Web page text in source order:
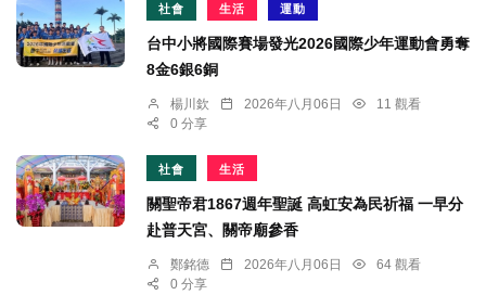
社會 生活 運動
台中小將國際賽場發光2026國際少年運動會勇奪
8金6銀6銅
楊川欽 2026年八月06日
11 觀看
0 分享
社會 生活
關聖帝君1867週年聖誕 高虹安為民祈福 一早分
赴普天宮、關帝廟參香
鄭銘德 2026年八月06日
64 觀看
0 分享